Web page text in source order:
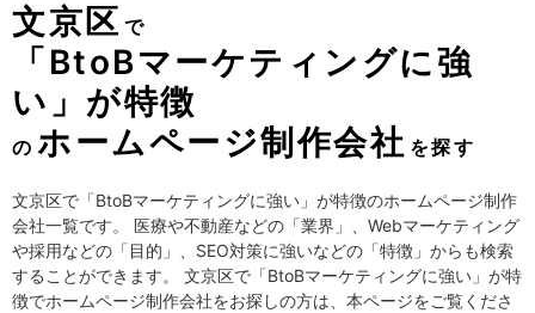
文京区 で
「BtoBマーケティングに強
い」が特徴
の ホームページ制作会社 を探す
文京区で「BtoBマーケティングに強い」が特徴のホームページ制作
会社一覧です。 医療や不動産などの「業界」、Webマーケティング
や採用などの「目的」、SEO対策に強いなどの「特徴」からも検索
することができます。 文京区で「BtoBマーケティングに強い」が特
徴でホームページ制作会社をお探しの方は、本ページをご覧くださ